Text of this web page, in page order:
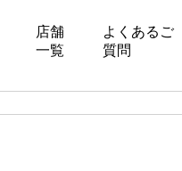
店舗
一覧
よくあるご
質問